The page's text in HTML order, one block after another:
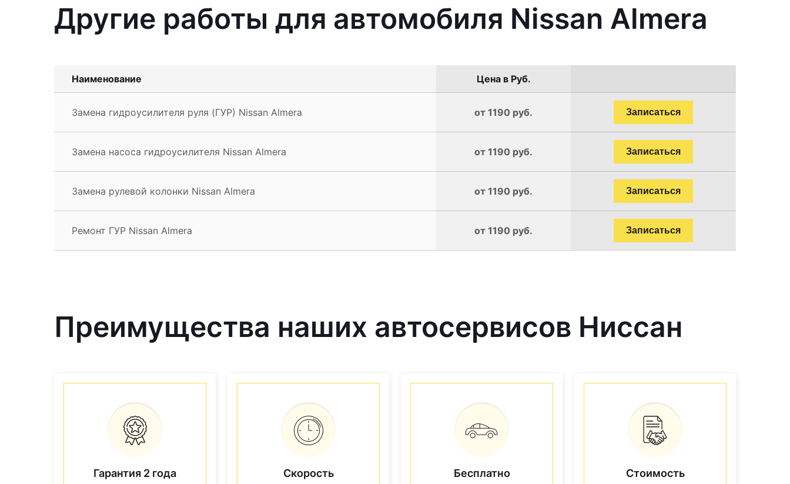
Другие работы для автомобиля Nissan Almera
Наименование Цена в Руб.
Замена гидроусилителя руля (ГУР) Nissan Almera от 1190 руб. Записаться
Замена насоса гидроусилителя Nissan Almera от 1190 руб. Записаться
Замена рулевой колонки Nissan Almera от 1190 руб. Записаться
Ремонт ГУР Nissan Almera от 1190 руб. Записаться
Преимущества наших автосервисов Ниссан
Гарантия 2 года Скорость Бесплатно Стоимость